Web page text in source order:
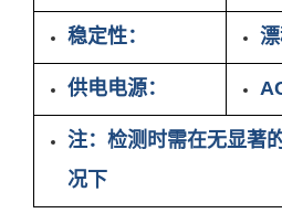
稳定性：
供电电源：
注：检测时需在无显著
况下